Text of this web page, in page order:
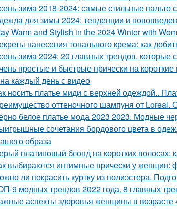
зима 2018-2024: самые стильные пальто
для зимы 2024: тенденции и
Warm and Stylish in the 2024 Winter with
нанесения тонального крема: как
зима 2024: 20 главных трендов, которые
простые и быстрые прически на
каждый день с видео
носить платье миди с верхней одеждой..
оттеночного шампуня от Loreal.
белое платье мода 2023 2023. Модные
сочетания бордового цвета в
образа
платиновый блонд на коротких волосах:
выбираются интимные прически у женщин:
ли покрасить куртку из полиэстера.
9 модных трендов 2022 года. 8 главных
аспекты здоровья женщины в возрасте